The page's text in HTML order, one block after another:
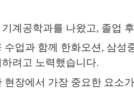
계공학과를 나왔고, 졸업
수업과 함께 한화오션, 삼성
려고 노력했습니다.
현장에서 가장 중요한 요소